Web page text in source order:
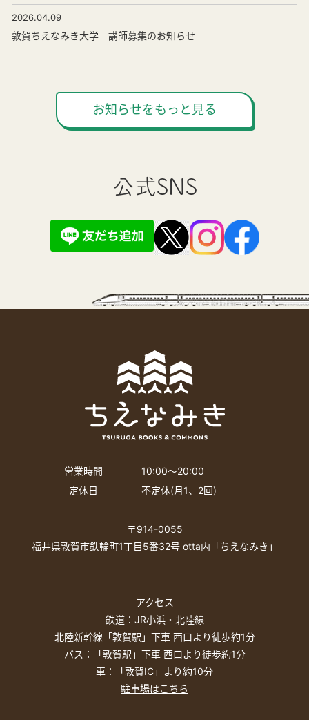
2026.04.09
敦賀ちえなみき大学 講師募集のお知らせ
お知らせをもっと見る
公式SNS
営業時間
10:00〜20:00
定休日
不定休(月1、2回)
〒914-0055
福井県敦賀市鉄輪町1丁目5番32号 otta内「ちえなみき」
アクセス
鉄道：JR小浜・北陸線
北陸新幹線「敦賀駅」下車 西口より徒歩約1分
バス：「敦賀駅」下車 西口より徒歩約1分
車：「敦賀IC」より約10分
駐車場はこちら